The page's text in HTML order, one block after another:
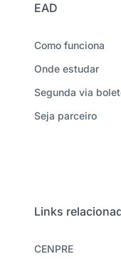
EAD
Como funciona
Onde estudar
Segunda via
Seja parceiro
Links
CENPRE